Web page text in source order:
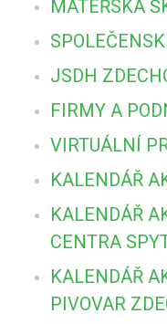
MATEŘSKÁ
JSDH
FIRMY A
VIRTUÁLNÍ
KALENDÁŘ
KALENDÁŘ
CENTRA
KALENDÁŘ
PIVOVAR